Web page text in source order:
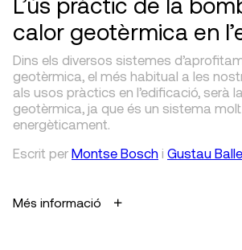
calor geotèrmica en
Dins els diversos sistemes
geotèrmica, el més habitual a les
als usos pràctics en l’edificació, serà
geotèrmica, ja que és un sistema
energèticament.
Escrit per Montse Bosch i Gustau
Més informació